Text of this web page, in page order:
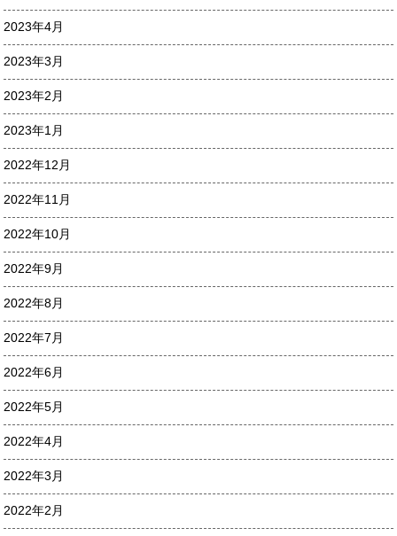
2023年4月
2023年3月
2023年2月
2023年1月
2022年12月
2022年11月
2022年10月
2022年9月
2022年8月
2022年7月
2022年6月
2022年5月
2022年4月
2022年3月
2022年2月